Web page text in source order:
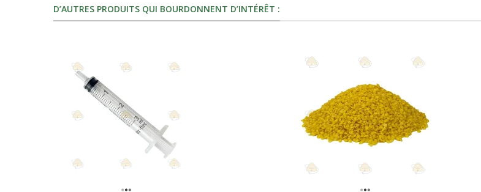
D’AUTRES PRODUITS QUI BOURDONNENT D’INTÉRÊT :